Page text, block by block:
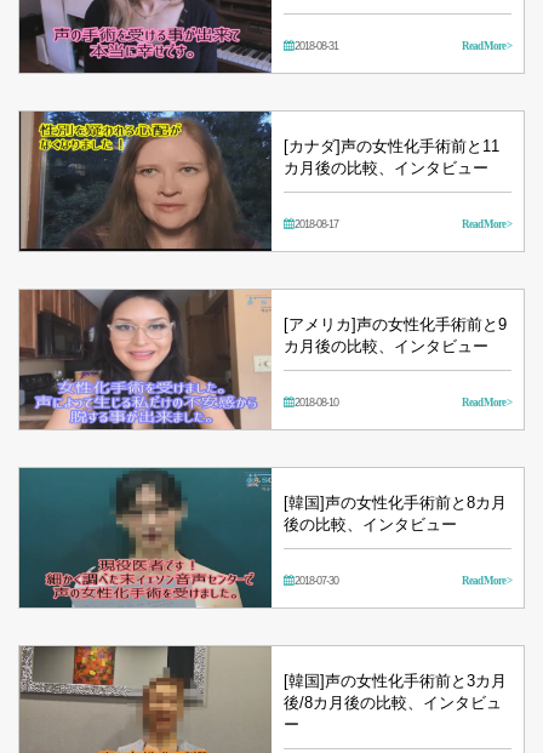
2018-08-31 Read More >
[カナダ]声の女性化手術前と11
カ月後の比較、インタビュー
2018-08-17 Read More >
[アメリカ]声の女性化手術前と9
カ月後の比較、インタビュー
2018-08-10 Read More >
[韓国]声の女性化手術前と8カ月
後の比較、インタビュー
2018-07-30 Read More >
[韓国]声の女性化手術前と3カ月
後/8カ月後の比較、インタビュ
ー